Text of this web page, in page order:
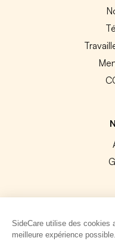
© 2026
SideCare utilise des cookies
meilleure expérience